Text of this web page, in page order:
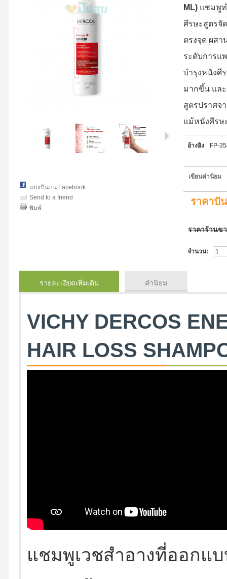
แบ่งปันบน Facebook
Send to a friend
พิมพ์
ML)แชมพูท
ศีรษะสูตรจั
ตรงจุด ผสา
ระดับการแ
บำรุงหนังศี
มากขึ้น แล
สูตรปราศจ
แม้หนังศีรษ
อ้างอิง FP-
เขียนคำนิยม
ราคาปั
ราคาร้านข
จำนวน:
รายละเอียดเพิ่มเติม คำนิยม
VICHY DERCOS
HAIR LOSS
แชมพูเวชสำอางที่ออกแ